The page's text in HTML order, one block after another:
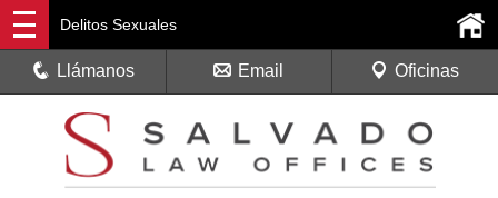
Delitos Sexuales
Llámanos Email Oficinas